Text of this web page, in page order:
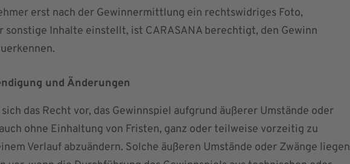
erst nach der Gewinnermittlung ein rechtswidriges Foto,
sonstige Inhalte einstellt, ist CARASANA berechtigt, den Gewinn
und Änderungen
das Recht vor, das Gewinnspiel aufgrund äußerer Umstände oder
ohne Einhaltung von Fristen, ganz oder teilweise vorzeitig zu
Verlauf abzuändern. Solche äußeren Umstände oder Zwänge liegen